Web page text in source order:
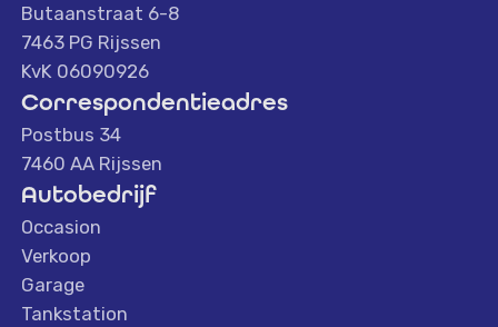
Butaanstraat 6-8
7463 PG Rijssen
KvK 06090926
Correspondentieadres
Postbus 34
7460 AA Rijssen
Autobedrijf
Occasion
Verkoop
Garage
Tankstation